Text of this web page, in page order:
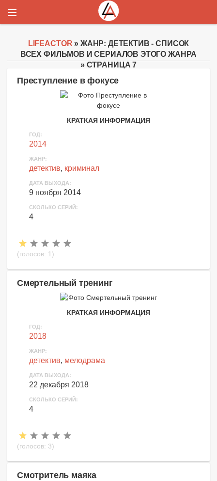
LIFEACTOR » ЖАНР: ДЕТЕКТИВ - СПИСОК
ВСЕХ ФИЛЬМОВ И СЕРИАЛОВ ЭТОГО ЖАНРА
» СТРАНИЦА 7
Преступление в фокусе
КРАТКАЯ ИНФОРМАЦИЯ
ГОД:
2014
ЖАНР:
детектив, криминал
ДАТА ВЫХОДА:
9 ноября 2014
СКОЛЬКО СЕРИЙ:
4
(голосов: 1)
Смертельный тренинг
КРАТКАЯ ИНФОРМАЦИЯ
ГОД:
2018
ЖАНР:
детектив, мелодрама
ДАТА ВЫХОДА:
22 декабря 2018
СКОЛЬКО СЕРИЙ:
4
(голосов: 3)
Смотритель маяка